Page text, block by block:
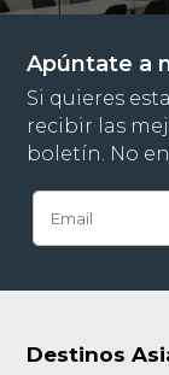
Apúntate a
Si quieres
recibir las
boletín. No
Destinos